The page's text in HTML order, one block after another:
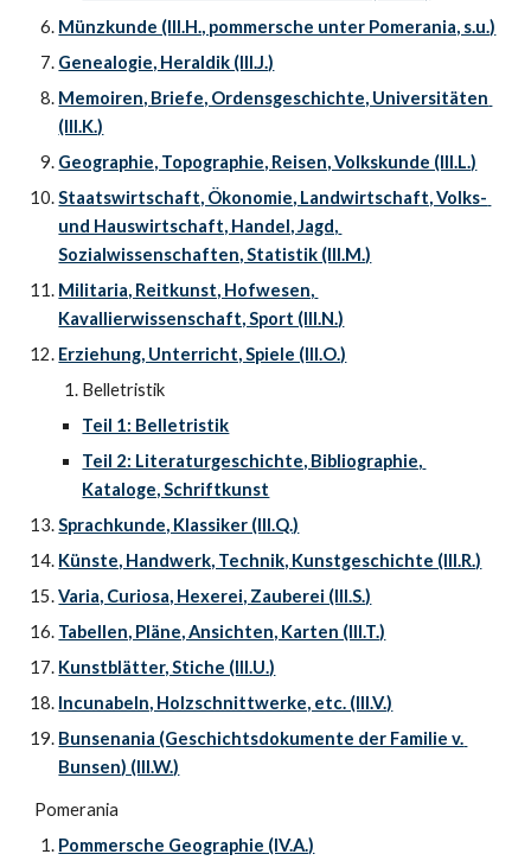
Münzkunde (III.H., pommersche unter Pomerania, s.u.)
Genealogie, Heraldik (III.J.)
Memoiren, Briefe, Ordensgeschichte, Universitäten
(III.K.)
Geographie, Topographie, Reisen, Volkskunde (III.L.)
Staatswirtschaft, Ökonomie, Landwirtschaft, Volks-
und Hauswirtschaft, Handel, Jagd,
Sozialwissenschaften, Statistik (III.M.)
Militaria, Reitkunst, Hofwesen,
Kavallierwissenschaft, Sport (III.N.)
Erziehung, Unterricht, Spiele (III.O.)
Belletristik
Teil 1: Belletristik
Teil 2: Literaturgeschichte, Bibliographie,
Kataloge, Schriftkunst
Sprachkunde, Klassiker (III.Q.)
Künste, Handwerk, Technik, Kunstgeschichte (III.R.)
Varia, Curiosa, Hexerei, Zauberei (III.S.)
Tabellen, Pläne, Ansichten, Karten (III.T.)
Kunstblätter, Stiche (III.U.)
Incunabeln, Holzschnittwerke, etc. (III.V.)
Bunsenania (Geschichtsdokumente der Familie v.
Bunsen) (III.W.)
Pomerania
Pommersche Geographie (IV.A.)